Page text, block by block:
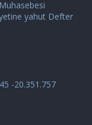
yahut Defter
-20.351.757